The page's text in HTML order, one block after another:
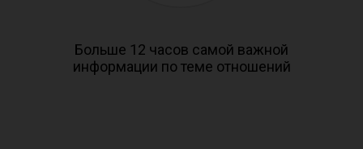
Больше 12 часов самой важной
информации по теме отношений